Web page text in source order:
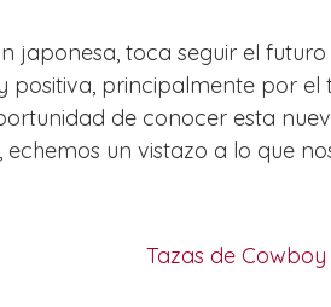
japonesa, toca seguir el
positiva, principalmente por el
de conocer esta
un vistazo a lo que
Tazas de